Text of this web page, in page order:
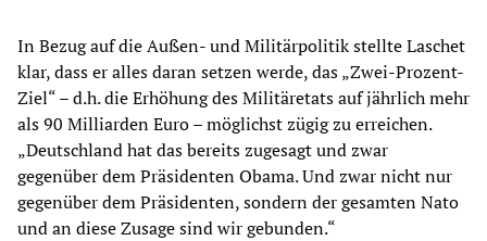
In Bezug auf die Außen- und Militärpolitik stellte Laschet
klar, dass er alles daran setzen werde, das „Zwei-Prozent-
Ziel“ – d.h. die Erhöhung des Militäretats auf jährlich mehr
als 90 Milliarden Euro – möglichst zügig zu erreichen.
„Deutschland hat das bereits zugesagt und zwar
gegenüber dem Präsidenten Obama. Und zwar nicht nur
gegenüber dem Präsidenten, sondern der gesamten Nato
und an diese Zusage sind wir gebunden.“